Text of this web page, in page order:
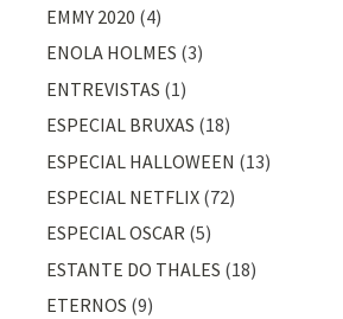
EMMY 2020 (4)
ENOLA HOLMES (3)
ENTREVISTAS (1)
ESPECIAL BRUXAS (18)
ESPECIAL HALLOWEEN (13)
ESPECIAL NETFLIX (72)
ESPECIAL OSCAR (5)
ESTANTE DO THALES (18)
ETERNOS (9)